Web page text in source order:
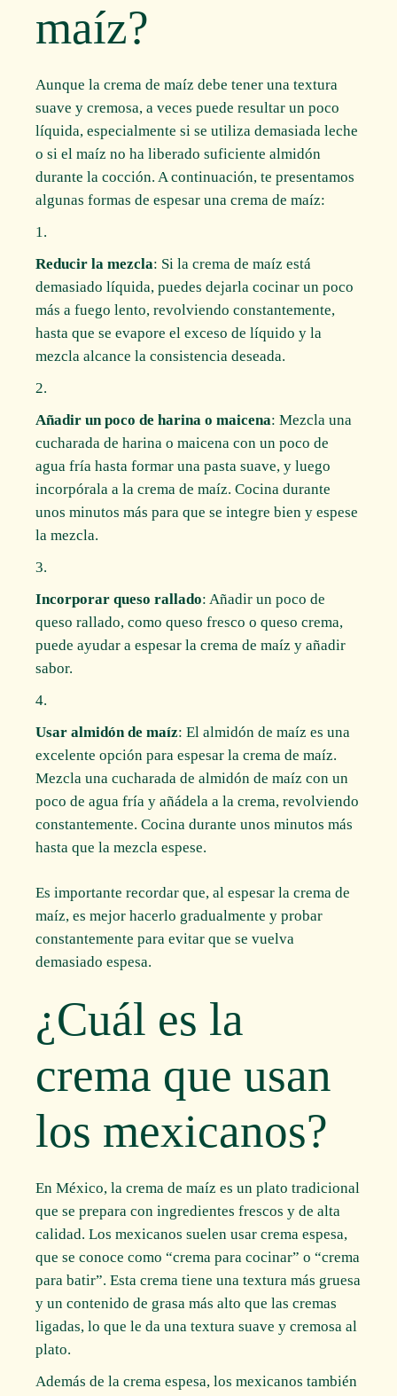
maíz?
Aunque la crema de maíz debe tener una textura
suave y cremosa, a veces puede resultar un poco
líquida, especialmente si se utiliza demasiada leche
o si el maíz no ha liberado suficiente almidón
durante la cocción. A continuación, te presentamos
algunas formas de espesar una crema de maíz:
Reducir la mezcla: Si la crema de maíz está
demasiado líquida, puedes dejarla cocinar un poco
más a fuego lento, revolviendo constantemente,
hasta que se evapore el exceso de líquido y la
mezcla alcance la consistencia deseada.
Añadir un poco de harina o maicena: Mezcla una
cucharada de harina o maicena con un poco de
agua fría hasta formar una pasta suave, y luego
incorpórala a la crema de maíz. Cocina durante
unos minutos más para que se integre bien y espese
la mezcla.
Incorporar queso rallado: Añadir un poco de
queso rallado, como queso fresco o queso crema,
puede ayudar a espesar la crema de maíz y añadir
sabor.
Usar almidón de maíz: El almidón de maíz es una
excelente opción para espesar la crema de maíz.
Mezcla una cucharada de almidón de maíz con un
poco de agua fría y añádela a la crema, revolviendo
constantemente. Cocina durante unos minutos más
hasta que la mezcla espese.
Es importante recordar que, al espesar la crema de
maíz, es mejor hacerlo gradualmente y probar
constantemente para evitar que se vuelva
demasiado espesa.
¿Cuál es la
crema que usan
los mexicanos?
En México, la crema de maíz es un plato tradicional
que se prepara con ingredientes frescos y de alta
calidad. Los mexicanos suelen usar crema espesa,
que se conoce como “crema para cocinar” o “crema
para batir”. Esta crema tiene una textura más gruesa
y un contenido de grasa más alto que las cremas
ligadas, lo que le da una textura suave y cremosa al
plato.
Además de la crema espesa, los mexicanos también